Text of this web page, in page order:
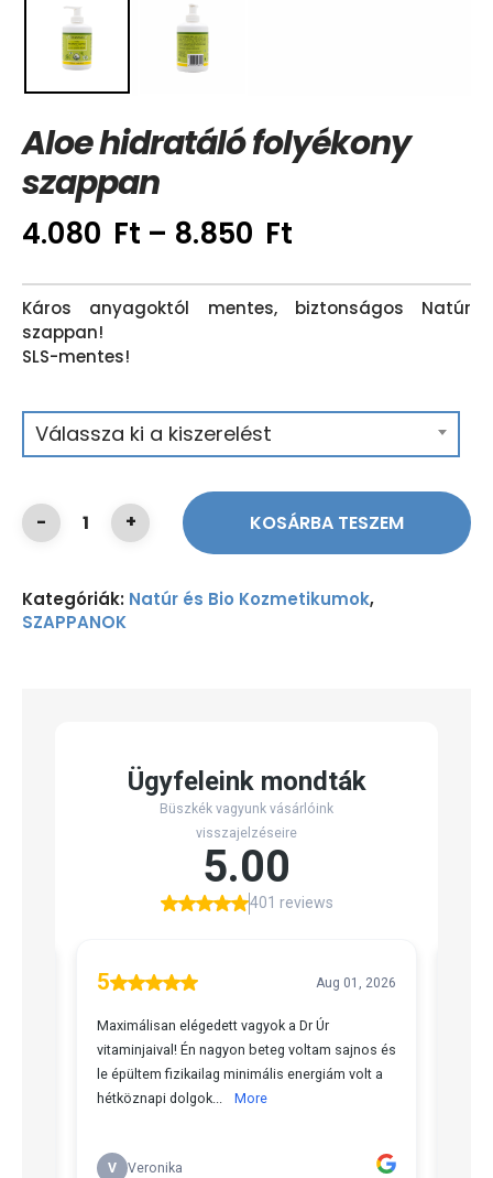
Aloe hidratáló folyékony
szappan
4.080 Ft – 8.850 Ft
Káros anyagoktól mentes, biztonságos Natúr
szappan!
SLS-mentes!
Válassza ki a kiszerelést
KOSÁRBA TESZEM
Kategóriák: Natúr és Bio Kozmetikumok,
SZAPPANOK